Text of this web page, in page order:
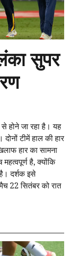
सुपर
होने जा रहा है। यह
टीमें हाल की हार
हार का सामना
है, क्योंकि
दर्शक इसे
22 सितंबर को रात